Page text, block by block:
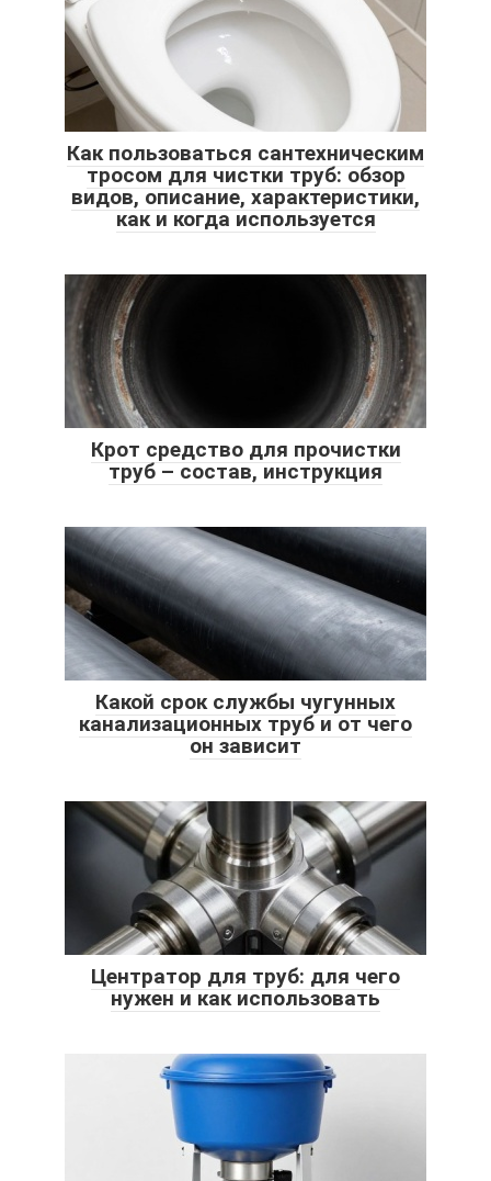
Как пользоваться сантехническим
тросом для чистки труб: обзор
видов, описание, характеристики,
как и когда используется
Крот средство для прочистки
труб – состав, инструкция
Какой срок службы чугунных
канализационных труб и от чего
он зависит
Центратор для труб: для чего
нужен и как использовать